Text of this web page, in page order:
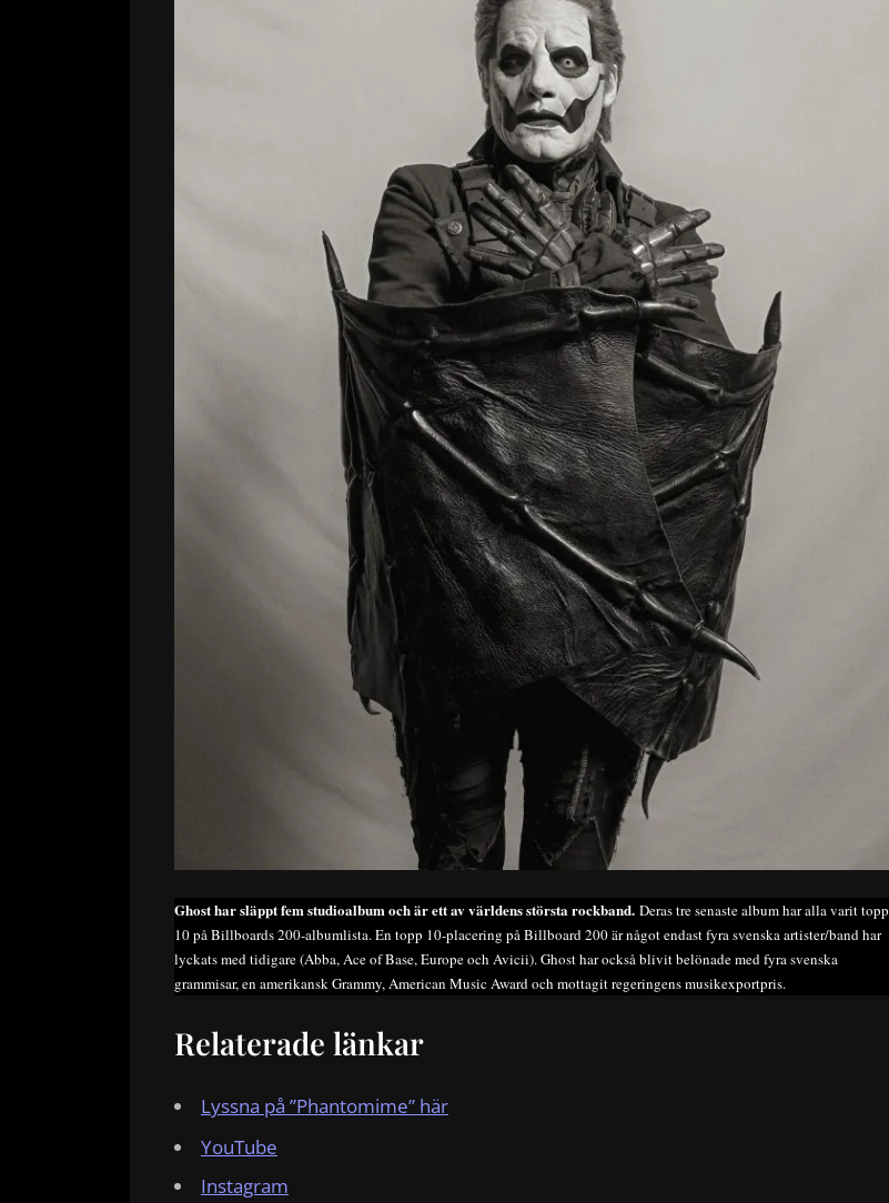
Ghost har släppt fem studioalbum och är ett av världens största rockband. Deras tre senaste album har alla varit topp
10 på Billboards 200-albumlista. En topp 10-placering på Billboard 200 är något endast fyra svenska artister/band har
lyckats med tidigare (Abba, Ace of Base, Europe och Avicii). Ghost har också blivit belönade med fyra svenska
grammisar, en amerikansk Grammy, American Music Award och mottagit regeringens musikexportpris.
Relaterade länkar
Lyssna på ”Phantomime” här
YouTube
Instagram